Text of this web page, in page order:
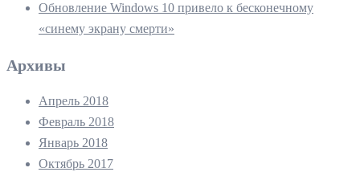
Обновление Windows 10 привело к бесконечному
«синему экрану смерти»
Архивы
Апрель 2018
Февраль 2018
Январь 2018
Октябрь 2017